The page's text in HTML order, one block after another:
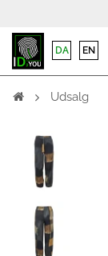
DA EN
Udsalg